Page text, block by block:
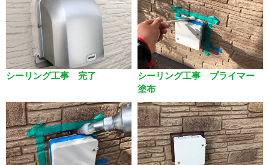
シーリング工事 完了
シーリング工事 プライマー
塗布